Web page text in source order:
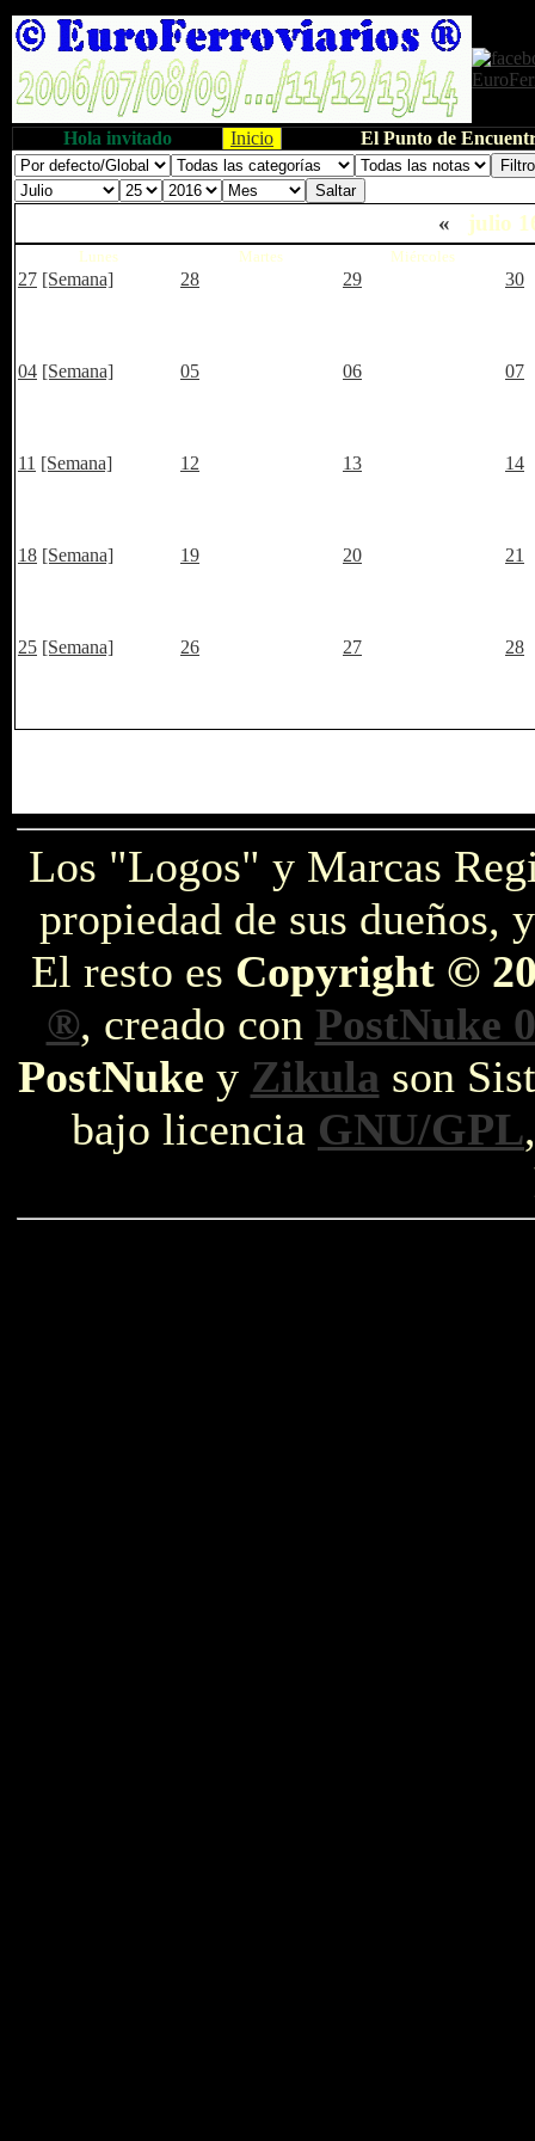
Hola invitado Inicio El Punto de
« julio
Lunes Martes Miércoles
27 [Semana] 28 29 30
04 [Semana] 05 06 07
11 [Semana] 12 13 14
18 [Semana] 19 20 21
25 [Semana] 26 27 28
Los "Logos" y Marcas
propiedad de sus dueños,
El resto es Copyright ©
®, creado con PostNuke
PostNuke y Zikula son
bajo licencia GNU/GPL